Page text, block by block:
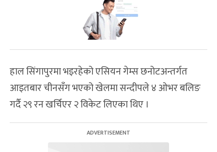
हाल सिंगापुरमा भइरहेको एसियन गेम्स छनोटअन्तर्गत
आइतबार चीनसँग भएको खेलमा सन्दीपले ४ ओभर बलिङ
गर्दै २९ रन खर्चिएर २ विकेट लिएका थिए ।